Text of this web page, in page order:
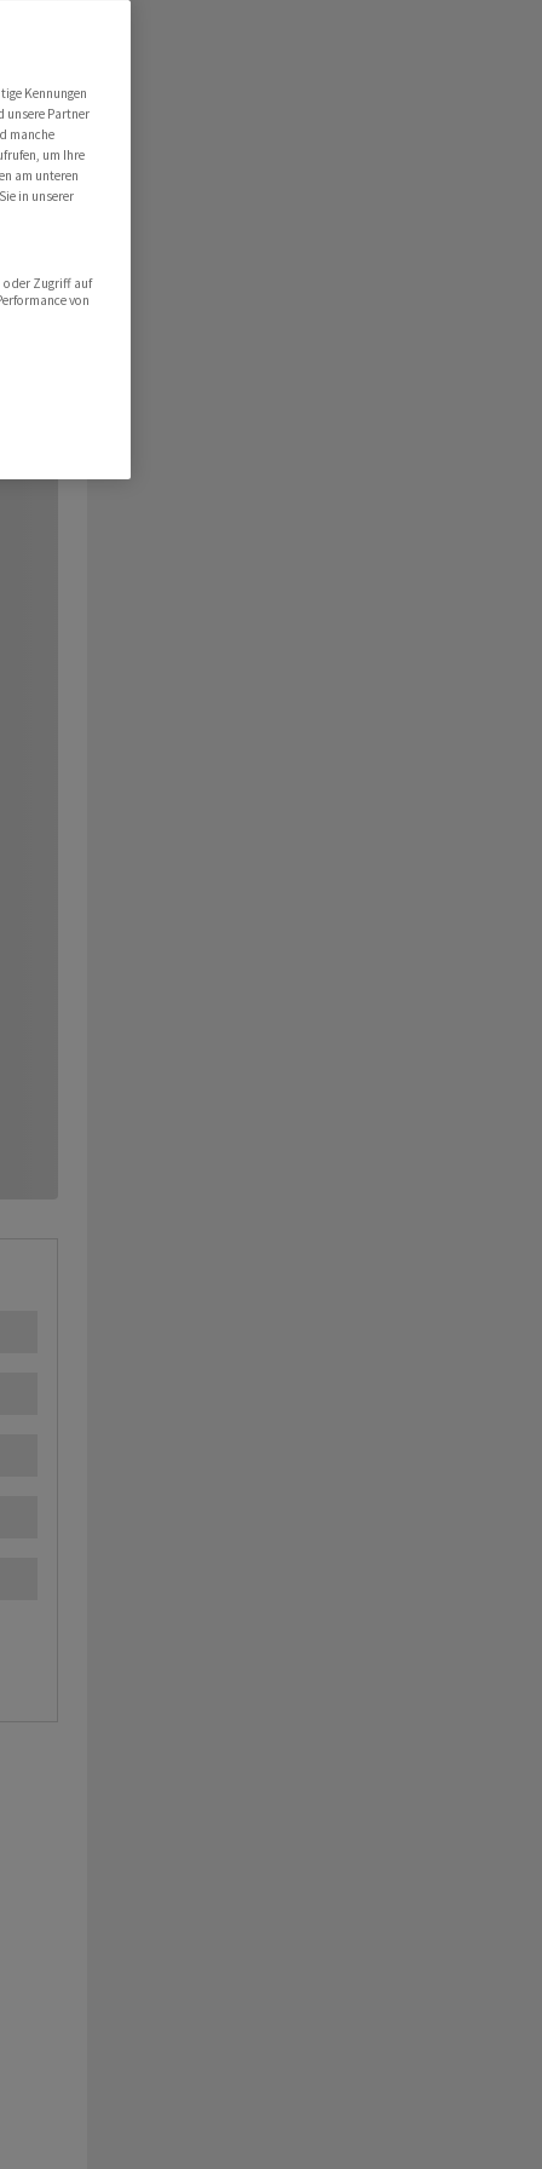
Kennungen
unsere Partner
manche
um Ihre
am unteren
in unserer
oder Zugriff auf
von